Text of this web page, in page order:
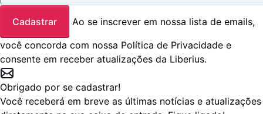
Cadastrar
Ao se inscrever em nossa lista de emails,
você concorda com nossa Política de Privacidade e
consente em receber atualizações da Liberius.
Obrigado por se cadastrar!
Você receberá em breve as últimas notícias e atualizações